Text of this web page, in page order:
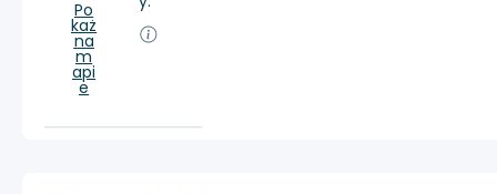
Po
każ
na
m
api
e